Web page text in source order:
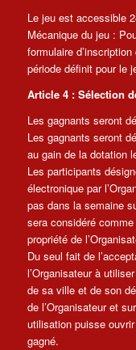
Le jeu est accessible
Mécanique du jeu :
formulaire
période définit pour le
Article 4 : Sélection
Les gagnants seront
Les gagnants seront
au gain de la dotation
Les participants
électronique par
pas dans la semaine
sera considéré
propriété de
Du seul fait de
l’Organisateur à
de sa ville et de son
de l’Organisateur et
utilisation puisse
gagné.